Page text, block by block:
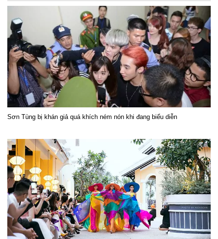
Sơn Tùng bị khán giả quá khích ném nón khi đang biểu diễn